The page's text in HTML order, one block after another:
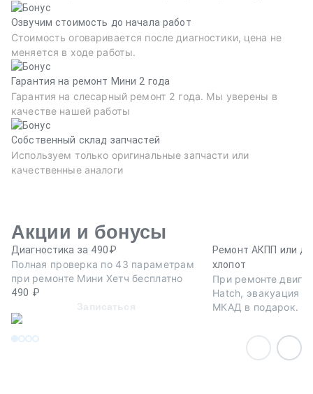
Озвучим стоимость до начала работ
Стоимость оговаривается после диагностики, цена не
меняется в ходе работы.
Гарантия на ремонт Мини 2 года
Гарантия на слесарный ремонт 2 года. Мы уверены в
качестве нашей работы
Собственный склад запчастей
Используем только оригинальные запчасти или
качественные аналоги
Акции и бонусы
Диагностика за 490₽
Полная проверка по 43 параметрам
при ремонте Мини Хетч бесплатно
490 ₽
Записаться
Ремонт АКПП или
хлопот
При ремонте
Hatch, эвакуация
МКАД в подарок.